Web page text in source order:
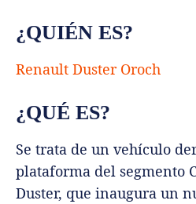
¿QUIÉN ES?
Renault Duster Oroch
¿QUÉ ES?
Se trata de un vehículo
plataforma del segmento
Duster, que inaugura un